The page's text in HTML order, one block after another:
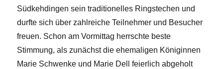
Südkehdingen sein traditionelles Ringstechen und
durfte sich über zahlreiche Teilnehmer und Besucher
freuen. Schon am Vormittag herrschte beste
Stimmung, als zunächst die ehemaligen Königinnen
Marie Schwenke und Marie Dell feierlich abgeholt